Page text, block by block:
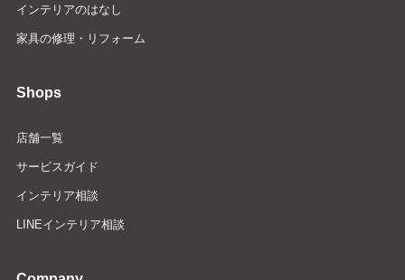
インテリアのはなし
家具の修理・リフォーム
Shops
店舗一覧
サービスガイド
インテリア相談
LINEインテリア相談